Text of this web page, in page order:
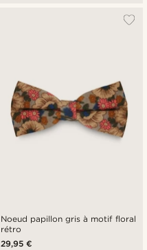
Noeud papillon gris à motif floral
rétro
29,95 €